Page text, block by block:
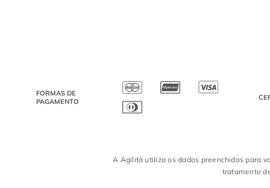
FORMAS DE
PAGAMENTO
A Agilità utiliza os dados preenchidos para
tratamento